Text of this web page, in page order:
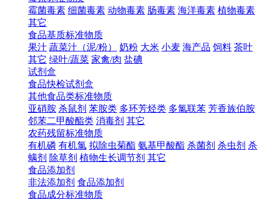
霉菌毒素 细菌毒素 动物毒素 肠毒素 海洋毒素 植物毒素
其它
食品基质标准物质
果汁 蔬菜汁（泥/粉） 奶粉 大米 小麦 海产品 饲料 茶叶
其它 绿叶/蔬菜 家禽/肉 盐碘
试剂盒
食品快检试剂盒
其他食品类标准物质
亚硝胺 杀鼠剂 苯胺类 多环芳烃类 多氯联苯 芳香族伯胺
邻苯二甲酸酯类 消毒剂 其它
农药残留标准物质
有机磷 有机氯 拟除虫菊酯 氨基甲酸酯 杀菌剂 杀虫剂 杀
螨剂 除草剂 植物生长调节剂 其它
食品添加剂
非法添加剂 食品添加剂
食品成分标准物质